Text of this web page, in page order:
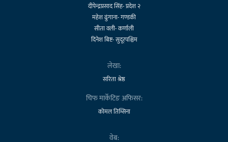
दीपेन्द्रप्रसाद सिंह- प्रदेश २
महेश ढुंगाना- गण्डकी
सीता वली- कर्णाली
दिनेश बिष्ट- सुदूरपश्चिम
लेखा:
सरिता श्रेष्ठ
चिफ मार्केटिङ अफिसर:
कोमल तिम्सिना
वेब: